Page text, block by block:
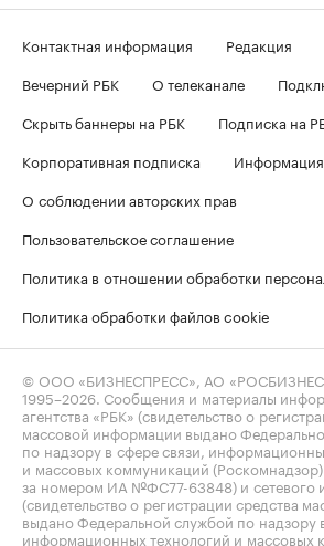
Контактная информация Редакция
Вечерний РБК
О телеканале
Скрыть баннеры на РБК
Подписка на
Корпоративная подписка
О соблюдении авторских прав
Пользовательское соглашение
Политика в отношении обработки
Политика обработки файлов cookie
© ООО «БИЗНЕСПРЕСС», АО
1995–2026 . Сообщения и материалы
агентства «РБК» (свидетельство о
массовой информации выдано
по надзору в сфере связи,
и массовых коммуникаций (Роскомнадзор)
за номером ИА №ФС77-63848) и сетевого
(свидетельство о регистрации средства
выдано Федеральной службой по надзору
информационных технологий и массовых